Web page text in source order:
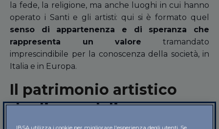
la fede, la religione, ma anche luoghi in cui hanno
operato i Santi e gli artisti: qui si è formato quel
senso di appartenenza e di speranza che
rappresenta un valore tramandato
imprescindibile per la conoscenza della società, in
Italia e in Europa.
Il patrimonio artistico
degli ospedali
IBSA utilizza i cookie per migliorare l'esperienza degli utenti. Se